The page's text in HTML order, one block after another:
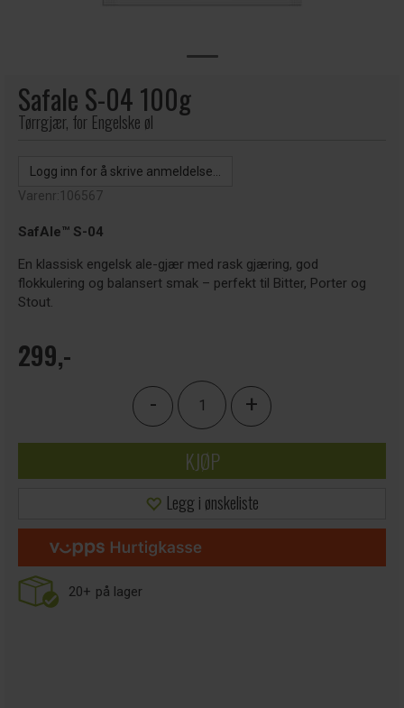
Safale S-04 100g
Tørrgjær, for Engelske øl
Logg inn for å skrive anmeldelse...
Varenr:106567
SafAle™ S-04
En klassisk engelsk ale-gjær med rask gjæring, god
flokkulering og balansert smak – perfekt til Bitter, Porter og
Stout.
299,-
- +
KJØP
Legg i ønskeliste
20+ på lager